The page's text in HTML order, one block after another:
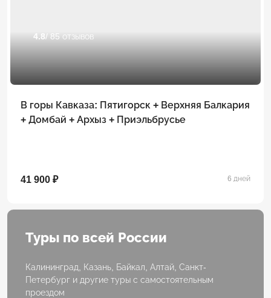
4.8/ 85 отзывов
В горы Кавказа: Пятигорск + Верхняя Балкария
+ Домбай + Архыз + Приэльбрусье
41 900 ₽ 6 дней
Туры по всей России
Калининград, Казань, Байкал, Алтай, Санкт-
Петербург и другие туры с самостоятельным
проездом